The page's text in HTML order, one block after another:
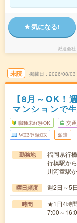
気になる!
派遣会社
未読 掲載日 2026/08/03
【8月～OK！
マンションで
職種未経験OK 交通
WEB登録OK 派遣
勤務地
福岡県行
行橋駅か
川河童駅
曜日頻度 週2日～5
時間
★1日4時
7:00～